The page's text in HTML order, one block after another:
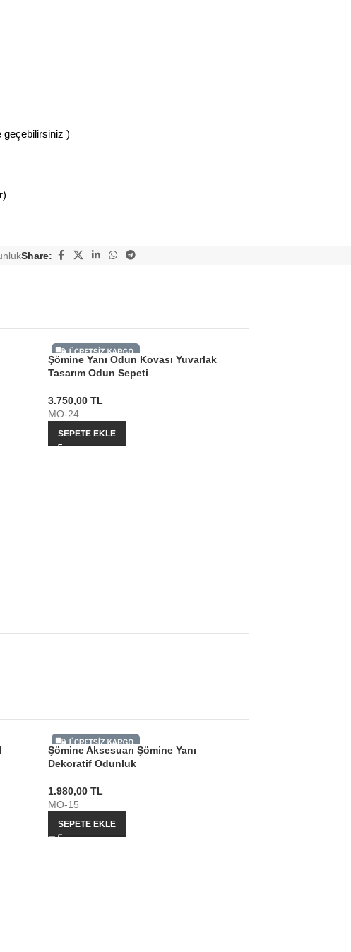
geçebilirsiniz )
Share:
Şömine Yanı Odun Kovası Yuvarlak
Tasarım Odun Sepeti
3.750,00 TL
MO-24
SEPETE EKLE
Şömine Aksesuarı Şömine Yanı
Dekoratif Odunluk
1.980,00 TL
MO-15
SEPETE EKLE